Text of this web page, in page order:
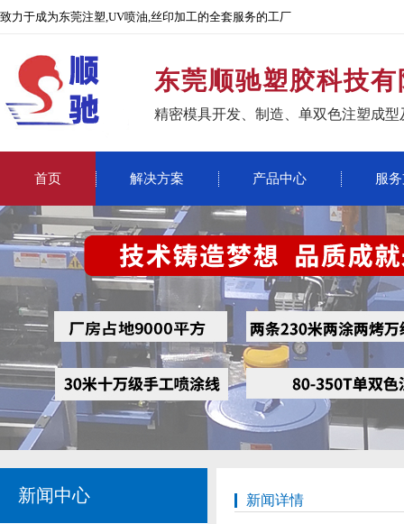
致力于成为东莞注塑,UV喷油,丝印加工的全套服务的工厂
东莞顺驰塑胶科技
精密模具开发、制造、单双色注塑成
首页 解决方案 产品中心 服
新闻中心 新闻详情